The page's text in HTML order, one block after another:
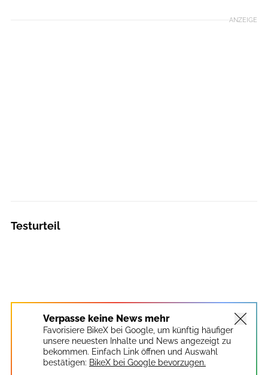
ANZEIGE
Testurteil
Verpasse keine News mehr
Favorisiere BikeX bei Google, um künftig häufiger
unsere neuesten Inhalte und News angezeigt zu
bekommen. Einfach Link öffnen und Auswahl
bestätigen: BikeX bei Google bevorzugen.